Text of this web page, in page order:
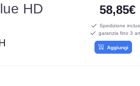
HD
58,85€
Spedizione
garanzia fino 3
Aggiungi